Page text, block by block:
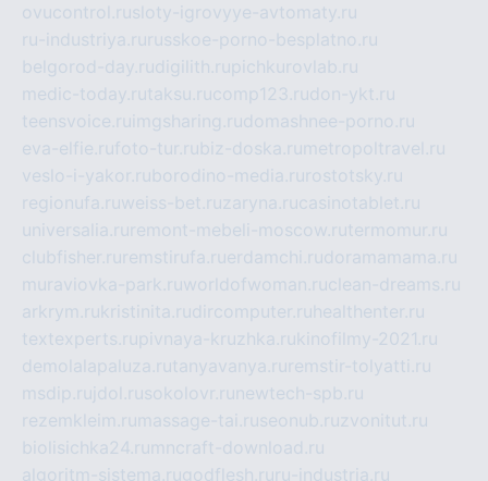
ovucontrol.rusloty-igrovyye-avtomaty.ru
ru-industriya.ru russkoe-porno-besplatno.ru
belgorod-day.rudigilith.rupichkurovlab.ru
medic-today.rutaksu.rucomp123.rudon-ykt.ru
teensvoice.ru imgsharing.rudomashnee-porno.ru
eva-elfie.rufoto-tur.rubiz-doska.ru metropoltravel.ru
veslo-i-yakor.ruborodino-media.ru rostotsky.ru
regionufa.ruweiss-bet.ruzaryna.rucasinotablet.ru
universalia.ru remont-mebeli-moscow.rutermomur.ru
clubfisher.ru remstirufa.ruerdamchi.rudoramamama.ru
muraviovka-park.ruworldofwoman.ruclean-dreams.ru
arkrym.rukristinita.rudircomputer.ru healthenter.ru
textexperts.rupivnaya-kruzhka.rukinofilmy-2021.ru
demolalapaluza.rutanyavanya.ru remstir-tolyatti.ru
msdip.ru jdol.rusokolovr.ru newtech-spb.ru
rezemkleim.ru massage-tai.ruseonub.ruzvonitut.ru
biolisichka24.ru mncraft-download.ru
algoritm-sistema.rugodflesh.ru ru-industria.ru